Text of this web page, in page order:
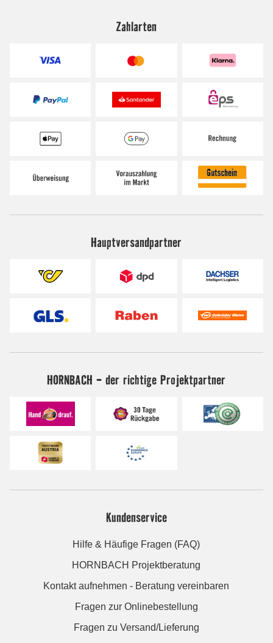
Zahlarten
Hauptversandpartner
HORNBACH - der richtige Projektpartner
Kundenservice
Hilfe & Häufige Fragen (FAQ)
HORNBACH Projektberatung
Kontakt aufnehmen - Beratung vereinbaren
Fragen zur Onlinebestellung
Fragen zu Versand/Lieferung